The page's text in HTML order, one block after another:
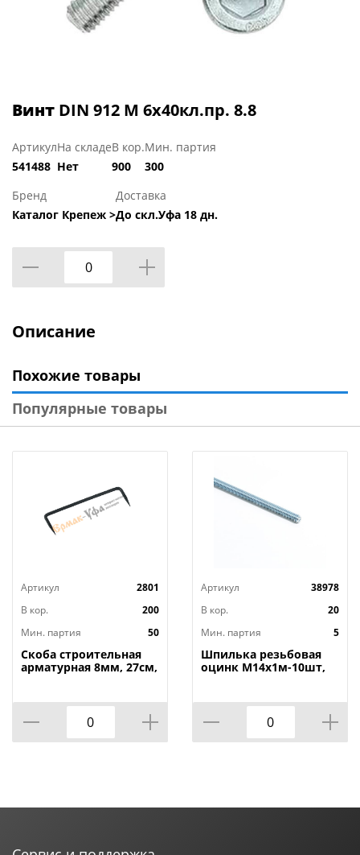
Винт DIN 912 М 6х40кл.пр. 8.8
Артикул
541488
На складе
Нет
В кор.
900
Мин. партия
300
Бренд
Каталог Крепеж >
Доставка
До скл.Уфа 18 дн.
Описание
Похожие товары
Популярные товары
Артикул
2801
В кор.
200
Мин. партия
50
Скоба строительная
арматурная 8мм, 27см,
Артикул
38978
В кор.
20
Мин. партия
5
Шпилька резьбовая
оцинк М14х1м-10шт,